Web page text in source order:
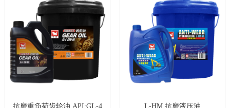
抗磨重负荷齿轮油 API:GL-4 L-HM 抗磨液压油